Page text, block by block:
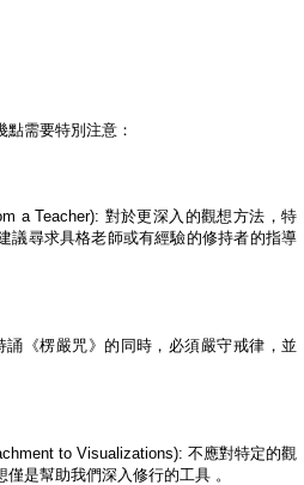
需要特別注意：
a Teacher): 對於更深入的觀想方法，特
議尋求具格老師或有經驗的修持者的指導
誦《楞嚴咒》的同時，必須嚴守戒律，並
to Visualizations): 不應對特定的觀
僅是幫助我們深入修行的工具 。